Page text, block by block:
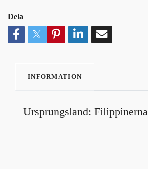
Dela
INFORMATION
Ursprungsland: Filippinerna